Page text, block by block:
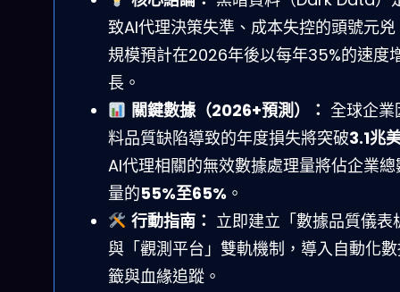
致AI代理決策失準、成本失控的頭號元兇
規模預計在2026年後以每年35%的速度
長。
關鍵數據（2026+預測）： 全球企業
料品質缺陷導致的年度損失將突破3.1兆
AI代理相關的無效數據處理量將佔企業總
量的55%至65% 。
行動指南： 立即建立「數據品質儀表
與「觀測平台」雙軌機制，導入自動化
籤與血緣追蹤。